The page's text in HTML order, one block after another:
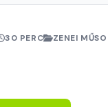
30 PERC ZENEI